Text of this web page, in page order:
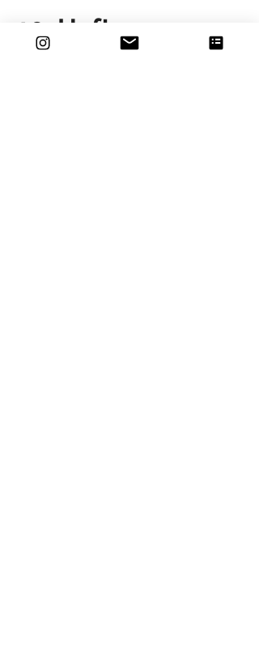
10. Haftung
Der Verkäufer haftet unbeschränkt: